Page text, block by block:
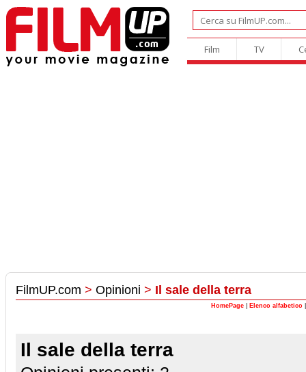
Film TV
FilmUP.com > Opinioni > Il sale della terra
HomePage Elenco alfabetico
Il sale della terra